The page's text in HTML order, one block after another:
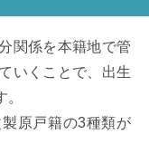
関係を本籍地で管
いくことで、出生
原戸籍の3種類が